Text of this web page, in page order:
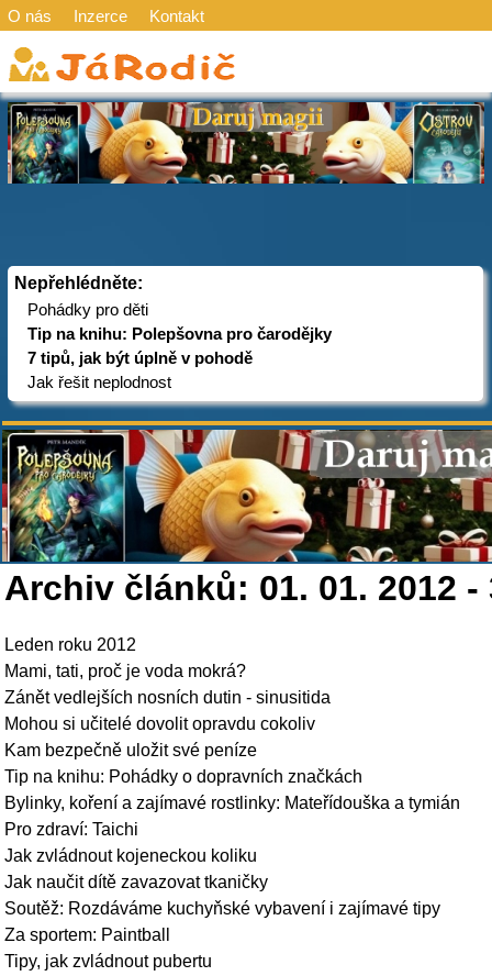
O nás Inzerce Kontakt
Nepřehlédněte:
Pohádky pro děti
Tip na knihu: Polepšovna pro čarodějky
7 tipů, jak být úplně v pohodě
Jak řešit neplodnost
Archiv článků: 01. 01. 2012 -
Leden roku 2012
Mami, tati, proč je voda mokrá?
Zánět vedlejších nosních dutin - sinusitida
Mohou si učitelé dovolit opravdu cokoliv
Kam bezpečně uložit své peníze
Tip na knihu: Pohádky o dopravních značkách
Bylinky, koření a zajímavé rostlinky: Mateřídouška a tymián
Pro zdraví: Taichi
Jak zvládnout kojeneckou koliku
Jak naučit dítě zavazovat tkaničky
Soutěž: Rozdáváme kuchyňské vybavení i zajímavé tipy
Za sportem: Paintball
Tipy, jak zvládnout pubertu